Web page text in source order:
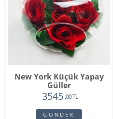
New York Küçük Yapay
Güller
3545 ,00 TL
GÖNDER